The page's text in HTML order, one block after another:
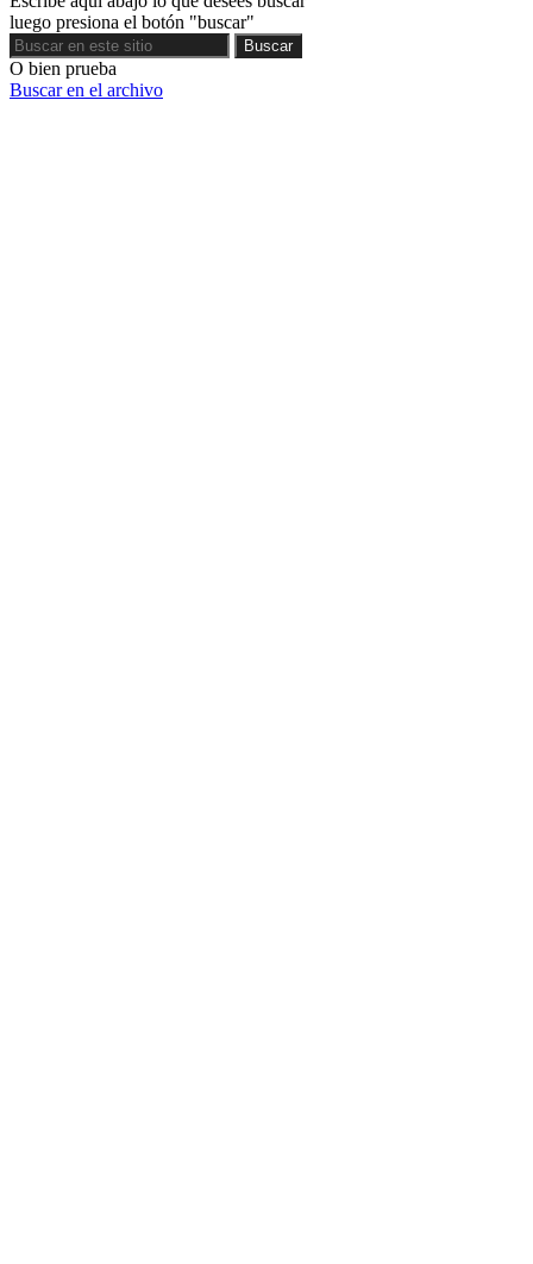
luego presiona el botón "buscar"
Buscar
Buscar
O bien prueba
Buscar en el archivo